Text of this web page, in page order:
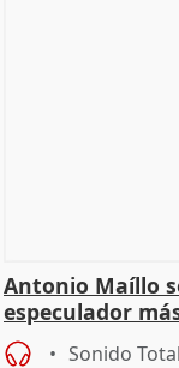
Antonio Maíllo
especulador
Becerril
Sonido